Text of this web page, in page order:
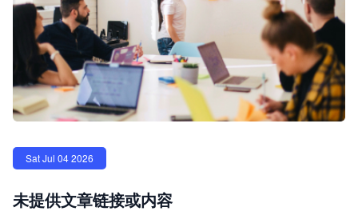
Sat Jul 04 2026
未提供文章链接或内容